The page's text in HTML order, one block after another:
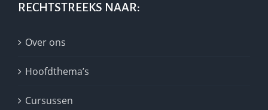
RECHTSTREEKS NAAR:
Over ons
Hoofdthema’s
Cursussen